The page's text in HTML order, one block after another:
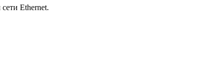
Ethernet.